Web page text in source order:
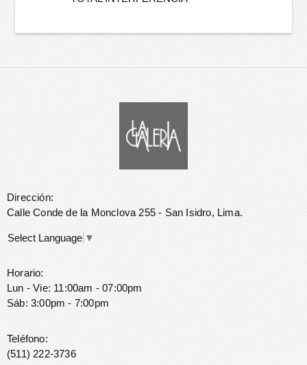
Dirección:
Calle Conde de la Monclova 255 - San Isidro, Lima.
Select Language ▼
Horario:
Lun - Vie: 11:00am - 07:00pm
Sáb: 3:00pm - 7:00pm
Teléfono:
(511) 222-3736